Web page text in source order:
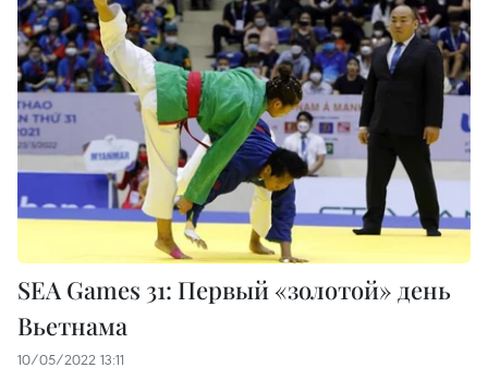
SEA Games 31: Первый «золотой» день
Вьетнама
10/05/2022 13:11